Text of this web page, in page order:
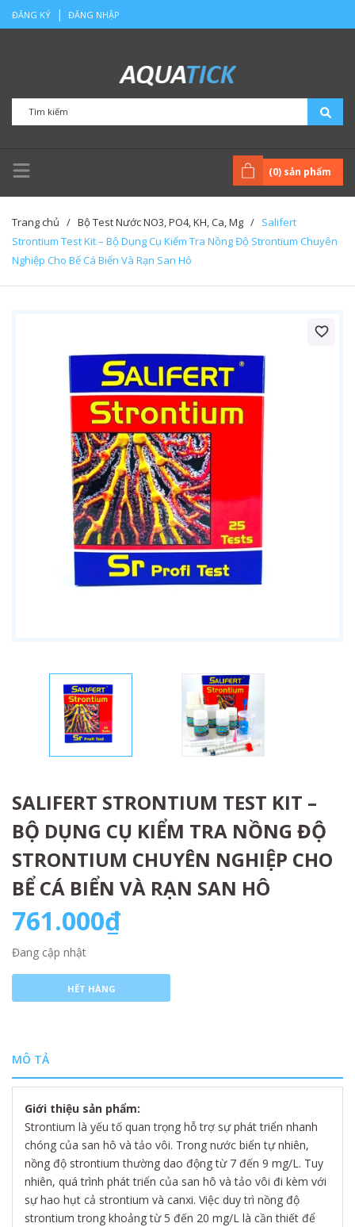
ĐĂNG KÝ | ĐĂNG NHẬP
(0) sản phẩm
Trang chủ / Bộ Test Nước NO3, PO4, KH, Ca, Mg / Salifert
Strontium Test Kit – Bộ Dụng Cụ Kiểm Tra Nồng Độ Strontium Chuyên
Nghiệp Cho Bể Cá Biển Và Rạn San Hô
SALIFERT STRONTIUM TEST KIT –
BỘ DỤNG CỤ KIỂM TRA NỒNG ĐỘ
STRONTIUM CHUYÊN NGHIỆP CHO
BỂ CÁ BIỂN VÀ RẠN SAN HÔ
761.000₫
Đang cập nhật
HẾT HÀNG
MÔ TẢ
Giới thiệu sản phẩm:
Strontium là yếu tố quan trọng hỗ trợ sự phát triển nhanh
chóng của san hô và tảo vôi. Trong nước biển tự nhiên,
nồng độ strontium thường dao động từ 7 đến 9 mg/L. Tuy
nhiên, quá trình phát triển của san hô và tảo vôi đi kèm với
sự hao hụt cả strontium và canxi. Việc duy trì nồng độ
strontium trong khoảng từ 5 đến 20 mg/L là cần thiết để